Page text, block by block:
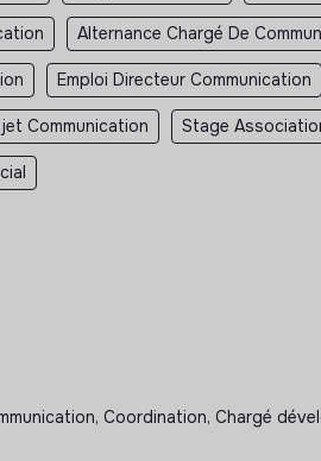
Alternance Chargé De
Emploi Directeur Communication
Communication Stage
Coordination, Chargé